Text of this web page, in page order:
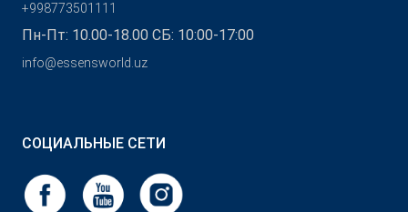
+998773501111
Пн-Пт: 10.00-18.00 СБ: 10:00-17:00
info@essensworld.uz
СОЦИАЛЬНЫЕ СЕТИ